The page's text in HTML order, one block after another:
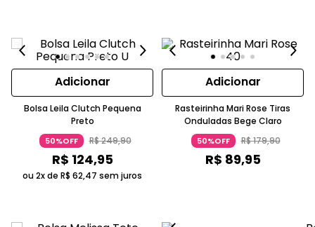
Adicionar
Bolsa Leila Clutch Pequena
Preto
50%OFF R$249,90
R$ 124,95
ou 2x de R$ 62,47 sem juros
Adicionar
Rasteirinha Mari Rose Tiras
Onduladas Bege Claro
50%OFF R$179,90
R$ 89,95